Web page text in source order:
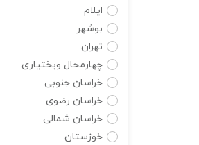
ایلام
بوشهر
تهران
چهارمحال وبختیاری
خراسان جنوبی
خراسان رضوی
خراسان شمالی
خوزستان